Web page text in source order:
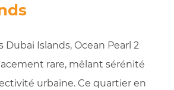
Islands, Ocean Pearl 2
rare, mêlant sérénité
urbaine. Ce quartier en